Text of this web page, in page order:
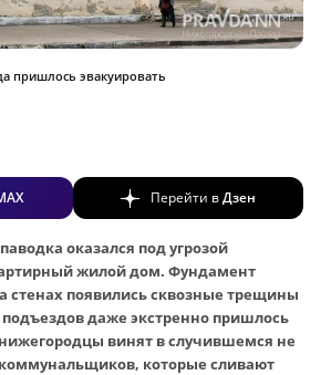
пришлось эвакуировать
Перейти вДзен
оказался под угрозой
жилой дом. Фундамент
стенах появились сквозные трещины
даже экстренно пришлось
винят в случившемся не
которые сливают